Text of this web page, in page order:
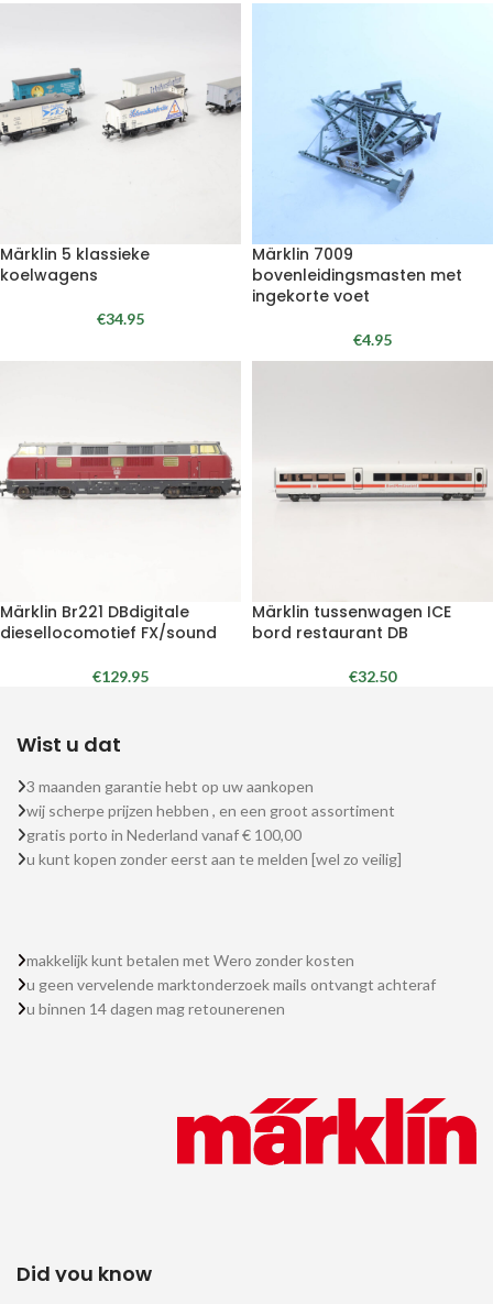
Märklin 5 klassieke
koelwagens
€34.95
Märklin 7009
bovenleidingsmasten met
ingekorte voet
€4.95
Märklin Br221 DBdigitale
diesellocomotief FX/sound
€129.95
Märklin tussenwagen ICE
bord restaurant DB
€32.50
Wist u dat
3 maanden garantie hebt op uw aankopen
wij scherpe prijzen hebben , en een groot assortiment
gratis porto in Nederland vanaf € 100,00
u kunt kopen zonder eerst aan te melden [wel zo veilig]
makkelijk kunt betalen met Wero zonder kosten
u geen vervelende marktonderzoek mails ontvangt achteraf
u binnen 14 dagen mag retounerenen
Did you know